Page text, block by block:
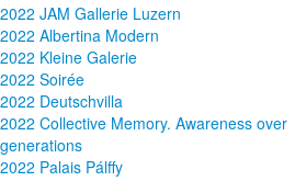
2022 JAM Gallerie Luzern
2022 Albertina Modern
2022 Kleine Galerie
2022 Soirée
2022 Deutschvilla
2022 Collective Memory. Awareness over
generations
2022 Palais Pálffy